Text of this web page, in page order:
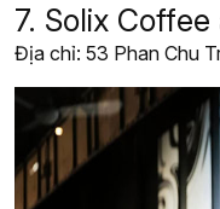
7. Solix
Địa chỉ: 53 Phan Chu